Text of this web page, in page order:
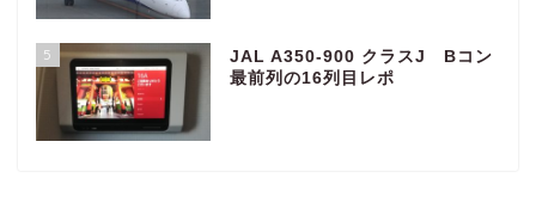
5
JAL A350-900 クラスJ Bコン
最前列の16列目レポ